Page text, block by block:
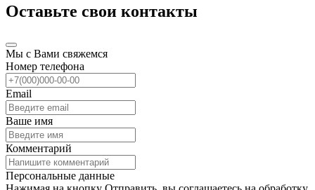
Оставьте свои контакты
Мы с Вами свяжемся
Номер телефона
Email
Ваше имя
Комментарий
Персональные данные